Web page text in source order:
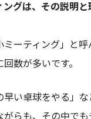
ングは、その説明
ミーティング」と呼
数が多いです。
早い卓球をやる」
がらも、その中で